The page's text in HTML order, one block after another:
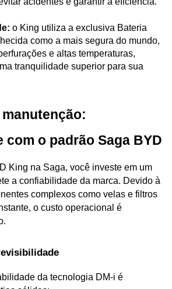
o King utiliza a exclusiva Bateria
como a mais segura do mundo,
e altas temperaturas,
tranquilidade superior para sua
com o padrão Saga BYD
King na Saga, você investe em um
a confiabilidade da marca. Devido à
complexos como velas e filtros
o custo operacional é
da tecnologia DM-i é